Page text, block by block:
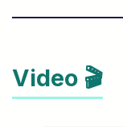
Video 🎬